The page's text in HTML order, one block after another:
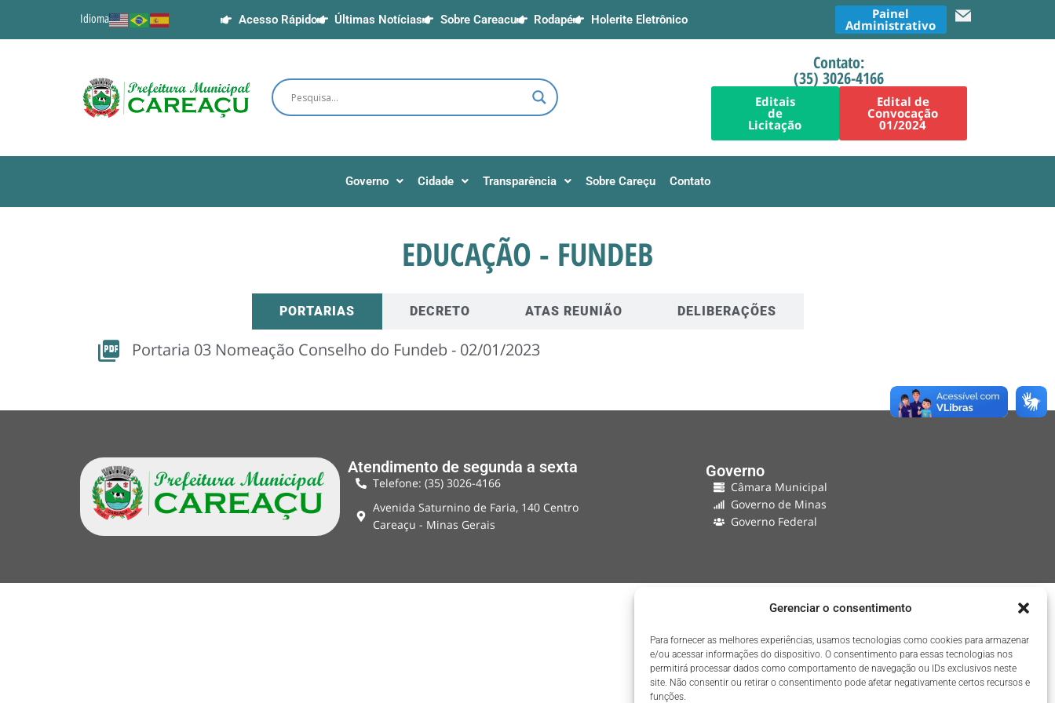
Gerenciar o consentimento
Para fornecer as melhores experiências, usamos tecnologias como cookies para armazenar
e/ou acessar informações do dispositivo. O consentimento para essas tecnologias nos
permitirá processar dados como comportamento de navegação ou IDs exclusivos neste
site. Não consentir ou retirar o consentimento pode afetar negativamente certos recursos e
funções.
Idioma Acesso Rápido Últimas Notícias Sobre Careacu Rodapé Holerite Eletrônico Painel
Administrativo
Contato:
(35) 3026-4166
Editais
de
Licitação
Edital de
Convocação
01/2024
Governo Cidade Transparência Sobre Careçu Contato
EDUCAÇÃO - FUNDEB
PORTARIAS DECRETO ATAS REUNIÃO DELIBERAÇÕES
Portaria 03 Nomeação Conselho do Fundeb - 02/01/2023
Atendimento de segunda a sexta
Telefone: (35) 3026-4166
Avenida Saturnino de Faria, 140 Centro
Careaçu - Minas Gerais
Governo
Câmara Municipal
Governo de Minas
Governo Federal